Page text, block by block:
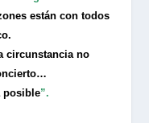
están con todos
circunstancia no
posible”.